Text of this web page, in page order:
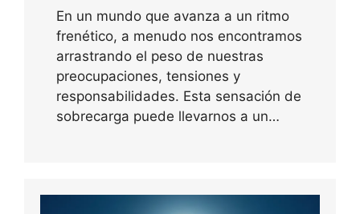
En un mundo que avanza a un ritmo
frenético, a menudo nos encontramos
arrastrando el peso de nuestras
preocupaciones, tensiones y
responsabilidades. Esta sensación de
sobrecarga puede llevarnos a un…